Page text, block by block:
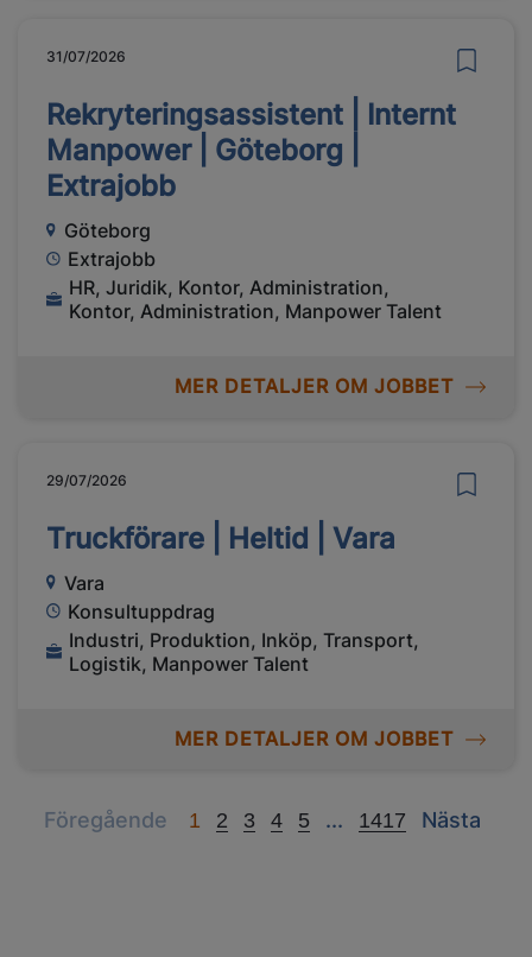
31/07/2026
Rekryteringsassistent | Internt
Manpower | Göteborg |
Extrajobb
Göteborg
Extrajobb
HR, Juridik, Kontor, Administration,
Kontor, Administration, Manpower Talent
MER DETALJER OM JOBBET
29/07/2026
Truckförare | Heltid | Vara
Vara
Konsultuppdrag
Industri, Produktion, Inköp, Transport,
Logistik, Manpower Talent
MER DETALJER OM JOBBET
Föregående Previous
1 2 3 4 5 ...
Next1417 Nästa
Next